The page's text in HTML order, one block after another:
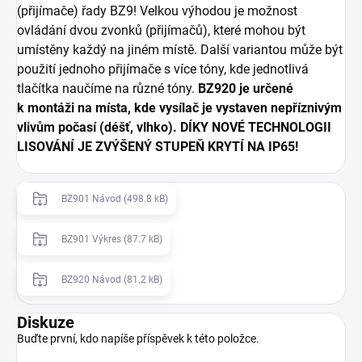
(přijímače) řady BZ9! Velkou výhodou je možnost
ovládání dvou zvonků (přijímačů), které mohou být
umístěny každý na jiném místě. Další variantou může být
použití jednoho přijímače s více tóny, kde jednotlivá
tlačítka naučíme na různé tóny. BZ920 je určené
k montáži na místa, kde vysílač je vystaven nepříznivým
vlivům počasí (déšť, vlhko). DÍKY NOVÉ TECHNOLOGII
LISOVÁNÍ JE ZVÝŠENÝ STUPEŇ KRYTÍ NA IP65!
BZ901 Návod (498.8 kB)
BZ901 Výkres (87.7 kB)
BZ920 Návod (81.2 kB)
Diskuze
Buďte první, kdo napíše příspěvek k této položce.